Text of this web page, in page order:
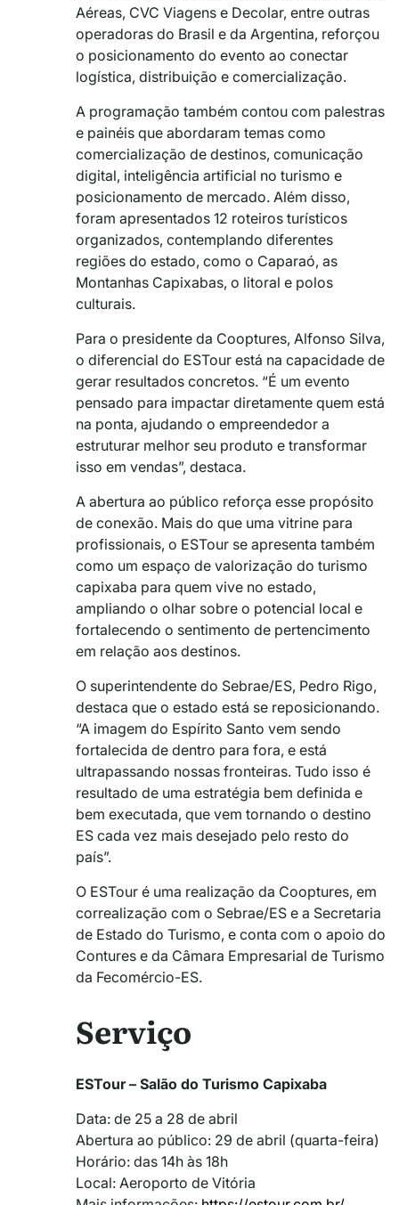
Aéreas, CVC Viagens e Decolar, entre outras
operadoras do Brasil e da Argentina, reforçou
o posicionamento do evento ao conectar
logística, distribuição e comercialização.
A programação também contou com palestras
e painéis que abordaram temas como
comercialização de destinos, comunicação
digital, inteligência artificial no turismo e
posicionamento de mercado. Além disso,
foram apresentados 12 roteiros turísticos
organizados, contemplando diferentes
regiões do estado, como o Caparaó, as
Montanhas Capixabas, o litoral e polos
culturais.
Para o presidente da Cooptures, Alfonso Silva,
o diferencial do ESTour está na capacidade de
gerar resultados concretos. “É um evento
pensado para impactar diretamente quem está
na ponta, ajudando o empreendedor a
estruturar melhor seu produto e transformar
isso em vendas”, destaca.
A abertura ao público reforça esse propósito
de conexão. Mais do que uma vitrine para
profissionais, o ESTour se apresenta também
como um espaço de valorização do turismo
capixaba para quem vive no estado,
ampliando o olhar sobre o potencial local e
fortalecendo o sentimento de pertencimento
em relação aos destinos.
O superintendente do Sebrae/ES, Pedro Rigo,
destaca que o estado está se reposicionando.
“A imagem do Espírito Santo vem sendo
fortalecida de dentro para fora, e está
ultrapassando nossas fronteiras. Tudo isso é
resultado de uma estratégia bem definida e
bem executada, que vem tornando o destino
ES cada vez mais desejado pelo resto do
país”.
O ESTour é uma realização da Cooptures, em
correalização com o Sebrae/ES e a Secretaria
de Estado do Turismo, e conta com o apoio do
Contures e da Câmara Empresarial de Turismo
da Fecomércio-ES.
Serviço
ESTour – Salão do Turismo Capixaba
Data: de 25 a 28 de abril
Abertura ao público: 29 de abril (quarta-feira)
Horário: das 14h às 18h
Local: Aeroporto de Vitória